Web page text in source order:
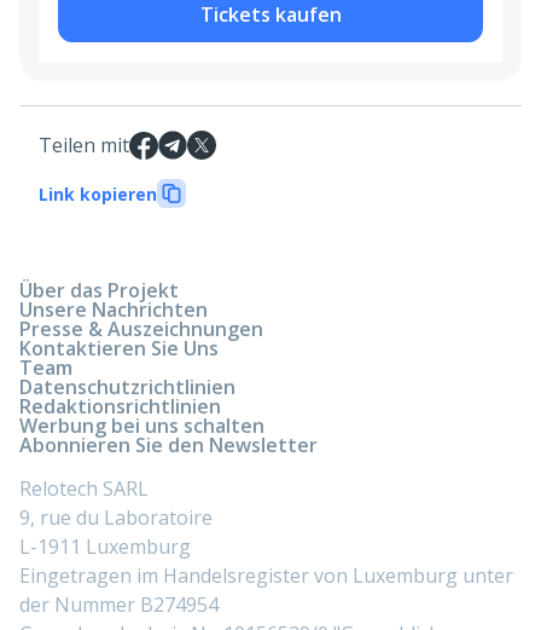
Tickets kaufen
Teilen mit
Link kopieren
Über das Projekt
Unsere Nachrichten
Presse & Auszeichnungen
Kontaktieren Sie Uns
Team
Datenschutzrichtlinien
Redaktionsrichtlinien
Werbung bei uns schalten
Abonnieren Sie den Newsletter
Relotech SARL
9, rue du Laboratoire
L-1911 Luxemburg
Eingetragen im Handelsregister von Luxemburg unter
der Nummer B274954